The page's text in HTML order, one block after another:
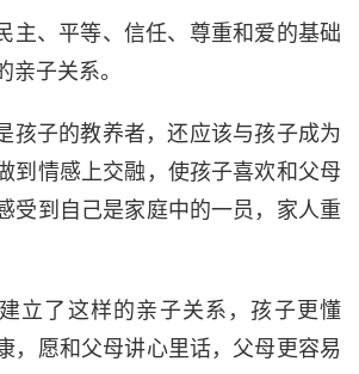
主、平等、信任、尊重和爱的基础
亲子关系。
孩子的教养者，还应该与孩子成为
到情感上交融，使孩子喜欢和父母
受到自己是家庭中的一员，家人重
立了这样的亲子关系，孩子更懂
，愿和父母讲心里话，父母更容易